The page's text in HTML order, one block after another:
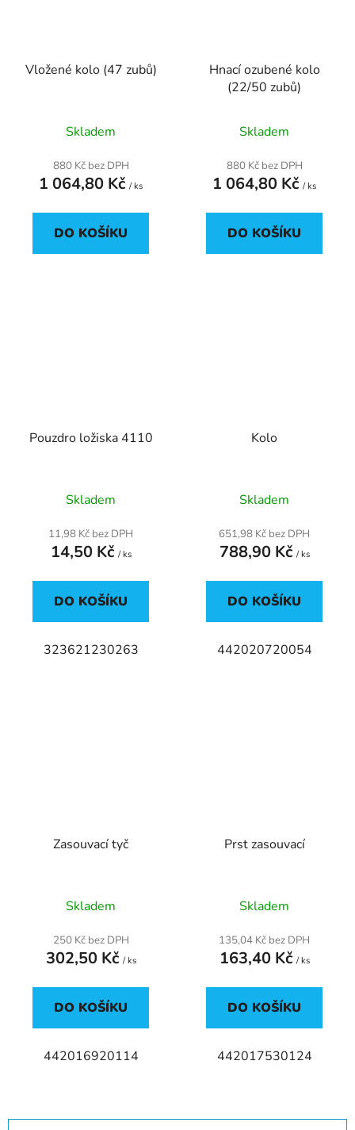
Vložené kolo (47 zubů)
Skladem
880 Kč bez DPH
1 064,80 Kč / ks
DO KOŠÍKU
Hnací ozubené kolo
(22/50 zubů)
Skladem
880 Kč bez DPH
1 064,80 Kč / ks
DO KOŠÍKU
Pouzdro ložiska 4110
Skladem
11,98 Kč bez DPH
14,50 Kč / ks
DO KOŠÍKU
323621230263
Kolo
Skladem
651,98 Kč bez DPH
788,90 Kč / ks
DO KOŠÍKU
442020720054
Zasouvací tyč
Skladem
250 Kč bez DPH
302,50 Kč / ks
DO KOŠÍKU
442016920114
Prst zasouvací
Skladem
135,04 Kč bez DPH
163,40 Kč / ks
DO KOŠÍKU
442017530124